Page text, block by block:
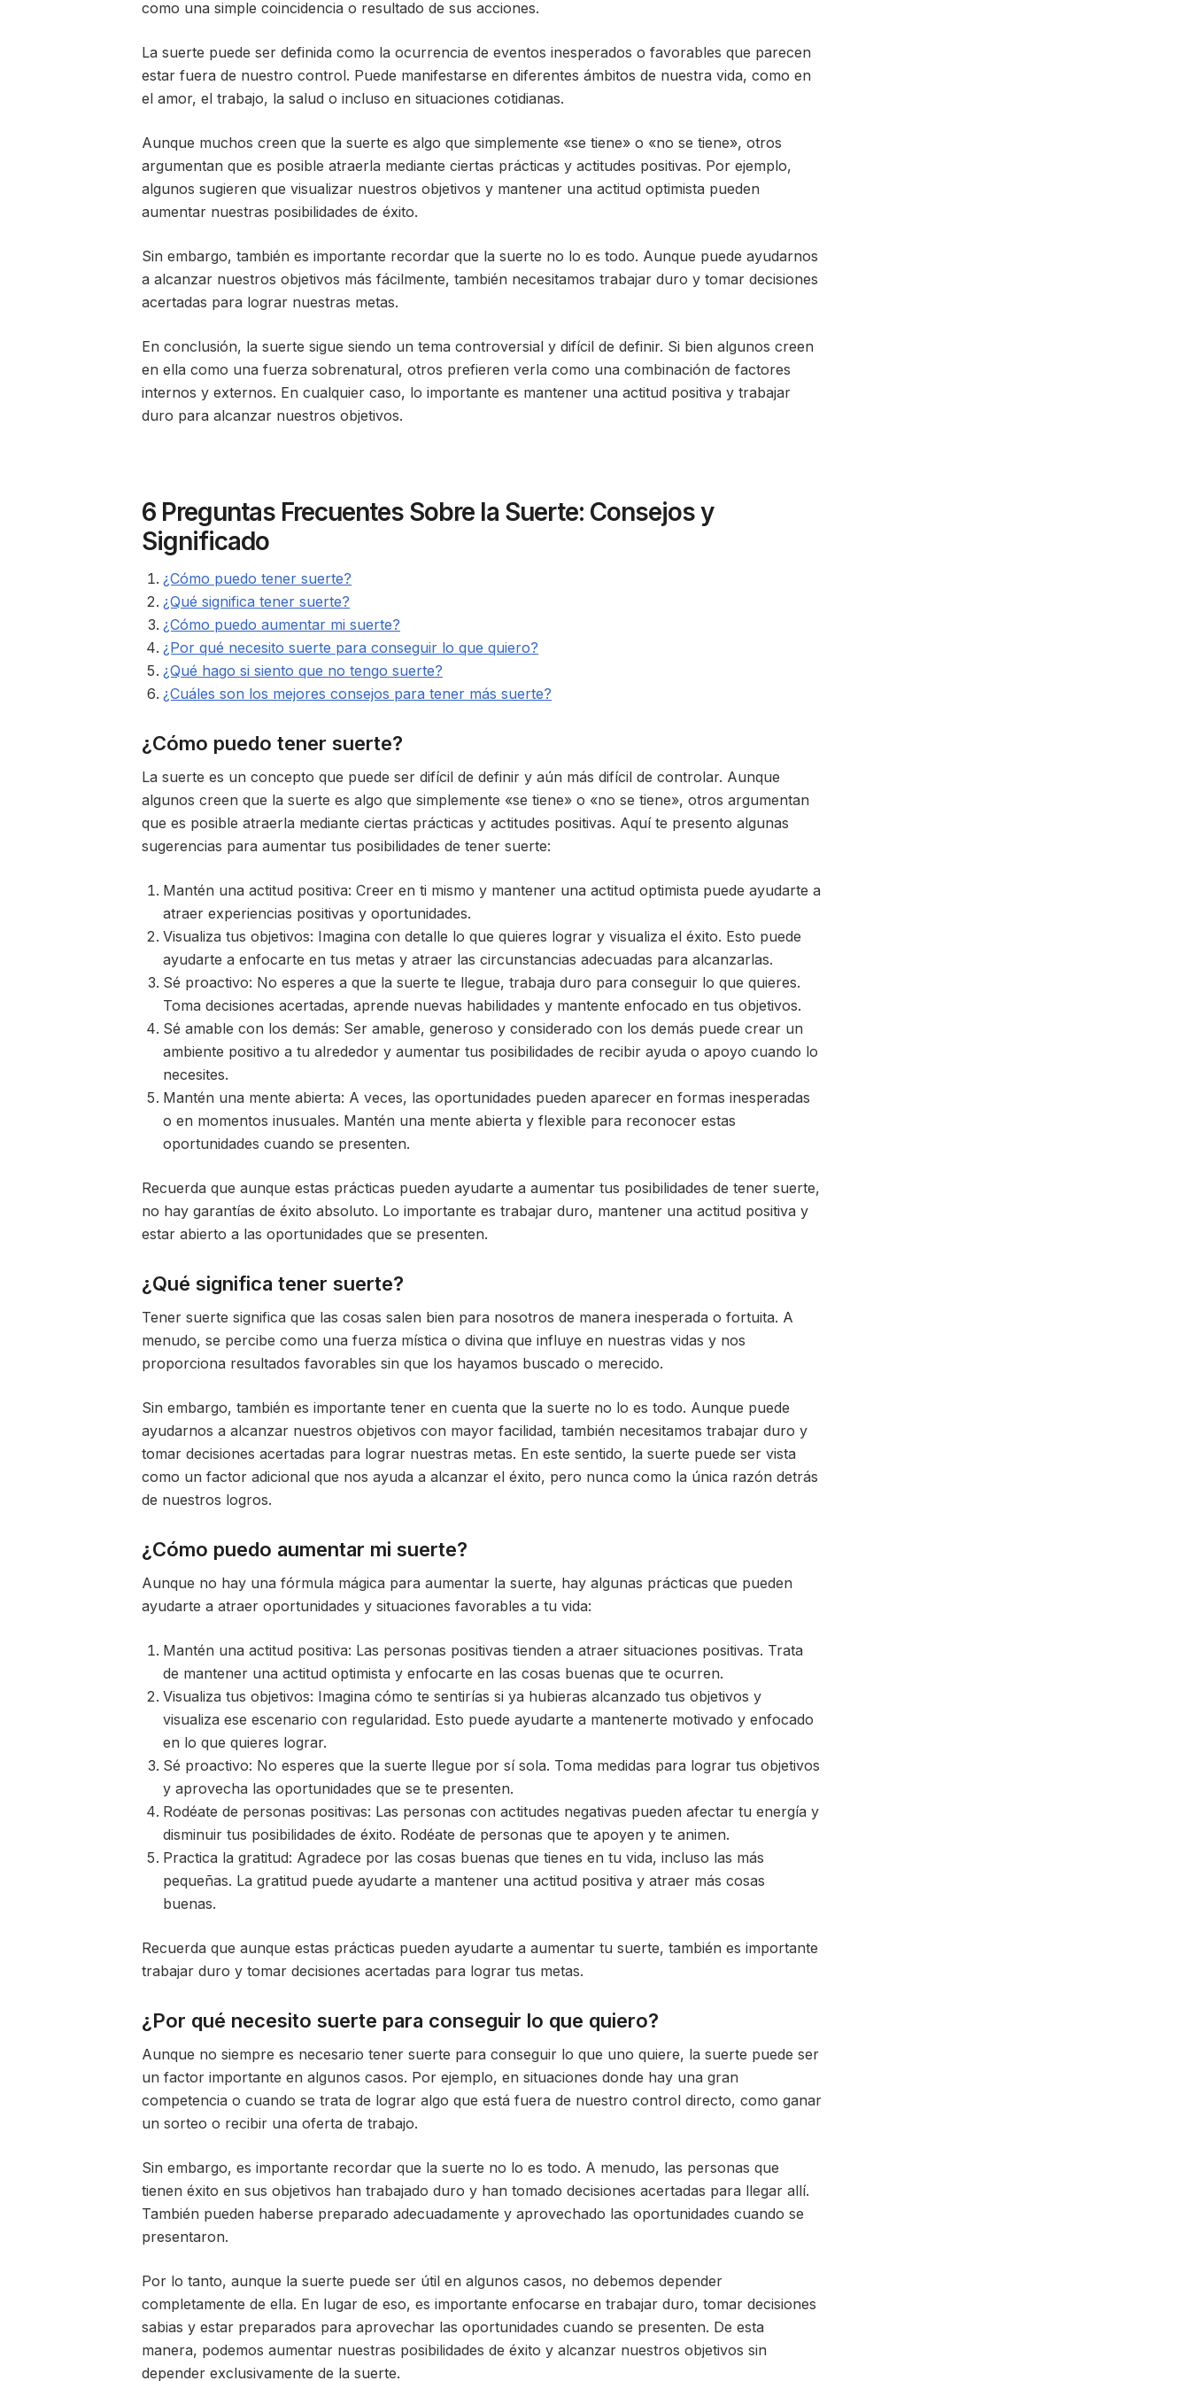
como una simple coincidencia o resultado de sus acciones.
La suerte puede ser definida como la ocurrencia de eventos inesperados o favorables que parecen
estar fuera de nuestro control. Puede manifestarse en diferentes ámbitos de nuestra vida, como en
el amor, el trabajo, la salud o incluso en situaciones cotidianas.
Aunque muchos creen que la suerte es algo que simplemente «se tiene» o «no se tiene», otros
argumentan que es posible atraerla mediante ciertas prácticas y actitudes positivas. Por ejemplo,
algunos sugieren que visualizar nuestros objetivos y mantener una actitud optimista pueden
aumentar nuestras posibilidades de éxito.
Sin embargo, también es importante recordar que la suerte no lo es todo. Aunque puede ayudarnos
a alcanzar nuestros objetivos más fácilmente, también necesitamos trabajar duro y tomar decisiones
acertadas para lograr nuestras metas.
En conclusión, la suerte sigue siendo un tema controversial y difícil de definir. Si bien algunos creen
en ella como una fuerza sobrenatural, otros prefieren verla como una combinación de factores
internos y externos. En cualquier caso, lo importante es mantener una actitud positiva y trabajar
duro para alcanzar nuestros objetivos.
6 Preguntas Frecuentes Sobre la Suerte: Consejos y
Significado
¿Cómo puedo tener suerte?
¿Qué significa tener suerte?
¿Cómo puedo aumentar mi suerte?
¿Por qué necesito suerte para conseguir lo que quiero?
¿Qué hago si siento que no tengo suerte?
¿Cuáles son los mejores consejos para tener más suerte?
¿Cómo puedo tener suerte?
La suerte es un concepto que puede ser difícil de definir y aún más difícil de controlar. Aunque
algunos creen que la suerte es algo que simplemente «se tiene» o «no se tiene», otros argumentan
que es posible atraerla mediante ciertas prácticas y actitudes positivas. Aquí te presento algunas
sugerencias para aumentar tus posibilidades de tener suerte:
Mantén una actitud positiva: Creer en ti mismo y mantener una actitud optimista puede ayudarte a
atraer experiencias positivas y oportunidades.
Visualiza tus objetivos: Imagina con detalle lo que quieres lograr y visualiza el éxito. Esto puede
ayudarte a enfocarte en tus metas y atraer las circunstancias adecuadas para alcanzarlas.
Sé proactivo: No esperes a que la suerte te llegue, trabaja duro para conseguir lo que quieres.
Toma decisiones acertadas, aprende nuevas habilidades y mantente enfocado en tus objetivos.
Sé amable con los demás: Ser amable, generoso y considerado con los demás puede crear un
ambiente positivo a tu alrededor y aumentar tus posibilidades de recibir ayuda o apoyo cuando lo
necesites.
Mantén una mente abierta: A veces, las oportunidades pueden aparecer en formas inesperadas
o en momentos inusuales. Mantén una mente abierta y flexible para reconocer estas
oportunidades cuando se presenten.
Recuerda que aunque estas prácticas pueden ayudarte a aumentar tus posibilidades de tener suerte,
no hay garantías de éxito absoluto. Lo importante es trabajar duro, mantener una actitud positiva y
estar abierto a las oportunidades que se presenten.
¿Qué significa tener suerte?
Tener suerte significa que las cosas salen bien para nosotros de manera inesperada o fortuita. A
menudo, se percibe como una fuerza mística o divina que influye en nuestras vidas y nos
proporciona resultados favorables sin que los hayamos buscado o merecido.
Sin embargo, también es importante tener en cuenta que la suerte no lo es todo. Aunque puede
ayudarnos a alcanzar nuestros objetivos con mayor facilidad, también necesitamos trabajar duro y
tomar decisiones acertadas para lograr nuestras metas. En este sentido, la suerte puede ser vista
como un factor adicional que nos ayuda a alcanzar el éxito, pero nunca como la única razón detrás
de nuestros logros.
¿Cómo puedo aumentar mi suerte?
Aunque no hay una fórmula mágica para aumentar la suerte, hay algunas prácticas que pueden
ayudarte a atraer oportunidades y situaciones favorables a tu vida:
Mantén una actitud positiva: Las personas positivas tienden a atraer situaciones positivas. Trata
de mantener una actitud optimista y enfocarte en las cosas buenas que te ocurren.
Visualiza tus objetivos: Imagina cómo te sentirías si ya hubieras alcanzado tus objetivos y
visualiza ese escenario con regularidad. Esto puede ayudarte a mantenerte motivado y enfocado
en lo que quieres lograr.
Sé proactivo: No esperes que la suerte llegue por sí sola. Toma medidas para lograr tus objetivos
y aprovecha las oportunidades que se te presenten.
Rodéate de personas positivas: Las personas con actitudes negativas pueden afectar tu energía y
disminuir tus posibilidades de éxito. Rodéate de personas que te apoyen y te animen.
Practica la gratitud: Agradece por las cosas buenas que tienes en tu vida, incluso las más
pequeñas. La gratitud puede ayudarte a mantener una actitud positiva y atraer más cosas
buenas.
Recuerda que aunque estas prácticas pueden ayudarte a aumentar tu suerte, también es importante
trabajar duro y tomar decisiones acertadas para lograr tus metas.
¿Por qué necesito suerte para conseguir lo que quiero?
Aunque no siempre es necesario tener suerte para conseguir lo que uno quiere, la suerte puede ser
un factor importante en algunos casos. Por ejemplo, en situaciones donde hay una gran
competencia o cuando se trata de lograr algo que está fuera de nuestro control directo, como ganar
un sorteo o recibir una oferta de trabajo.
Sin embargo, es importante recordar que la suerte no lo es todo. A menudo, las personas que
tienen éxito en sus objetivos han trabajado duro y han tomado decisiones acertadas para llegar allí.
También pueden haberse preparado adecuadamente y aprovechado las oportunidades cuando se
presentaron.
Por lo tanto, aunque la suerte puede ser útil en algunos casos, no debemos depender
completamente de ella. En lugar de eso, es importante enfocarse en trabajar duro, tomar decisiones
sabias y estar preparados para aprovechar las oportunidades cuando se presenten. De esta
manera, podemos aumentar nuestras posibilidades de éxito y alcanzar nuestros objetivos sin
depender exclusivamente de la suerte.